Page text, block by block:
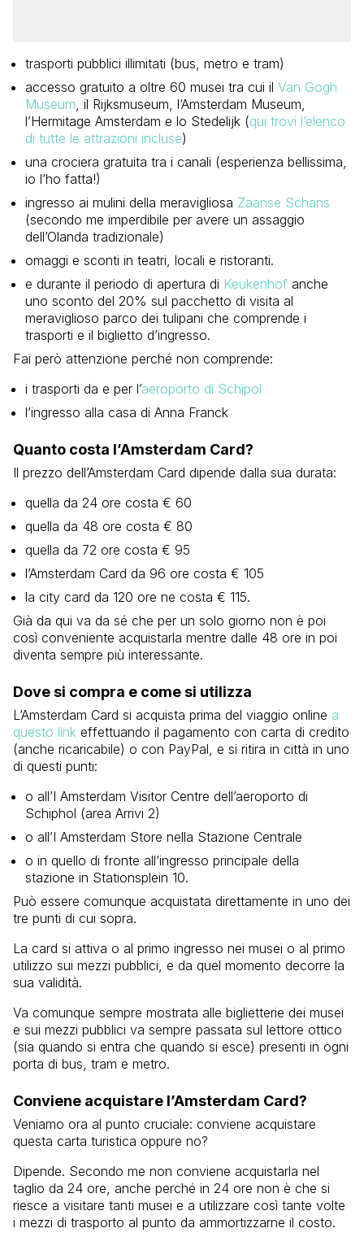
trasporti pubblici illimitati (bus, metro e tram)
accesso gratuito a oltre 60 musei tra cui il Van Gogh
Museum , il Rijksmuseum, l’Amsterdam Museum,
l’Hermitage Amsterdam e lo Stedelijk (qui trovi l’elenco
di tutte le attrazioni incluse)
una crociera gratuita tra i canali (esperienza bellissima,
io l’ho fatta!)
ingresso ai mulini della meravigliosa Zaanse Schans
(secondo me imperdibile per avere un assaggio
dell’Olanda tradizionale)
omaggi e sconti in teatri, locali e ristoranti.
e durante il periodo di apertura di Keukenhof anche
uno sconto del 20% sul pacchetto di visita al
meraviglioso parco dei tulipani che comprende i
trasporti e il biglietto d’ingresso.
Fai però attenzione perché non comprende:
i trasporti da e per l’aeroporto di Schipol
l’ingresso alla casa di Anna Franck
Quanto costa l’Amsterdam Card?
Il prezzo dell’Amsterdam Card dipende dalla sua durata:
quella da 24 ore costa € 60
quella da 48 ore costa € 80
quella da 72 ore costa € 95
l’Amsterdam Card da 96 ore costa € 105
la city card da 120 ore ne costa € 115.
Già da qui va da sé che per un solo giorno non è poi
così conveniente acquistarla mentre dalle 48 ore in poi
diventa sempre più interessante.
Dove si compra e come si utilizza
L’Amsterdam Card si acquista prima del viaggio online a
questo link effettuando il pagamento con carta di credito
(anche ricaricabile) o con PayPal, e si ritira in città in uno
di questi punti:
o all’I Amsterdam Visitor Centre dell’aeroporto di
Schiphol (area Arrivi 2)
o all’I Amsterdam Store nella Stazione Centrale
o in quello di fronte all’ingresso principale della
stazione in Stationsplein 10.
Può essere comunque acquistata direttamente in uno dei
tre punti di cui sopra.
La card si attiva o al primo ingresso nei musei o al primo
utilizzo sui mezzi pubblici, e da quel momento decorre la
sua validità.
Va comunque sempre mostrata alle biglietterie dei musei
e sui mezzi pubblici va sempre passata sul lettore ottico
(sia quando si entra che quando si esce) presenti in ogni
porta di bus, tram e metro.
Conviene acquistare l’Amsterdam Card?
Veniamo ora al punto cruciale: conviene acquistare
questa carta turistica oppure no?
Dipende. Secondo me non conviene acquistarla nel
taglio da 24 ore, anche perché in 24 ore non è che si
riesce a visitare tanti musei e a utilizzare così tante volte
i mezzi di trasporto al punto da ammortizzarne il costo.